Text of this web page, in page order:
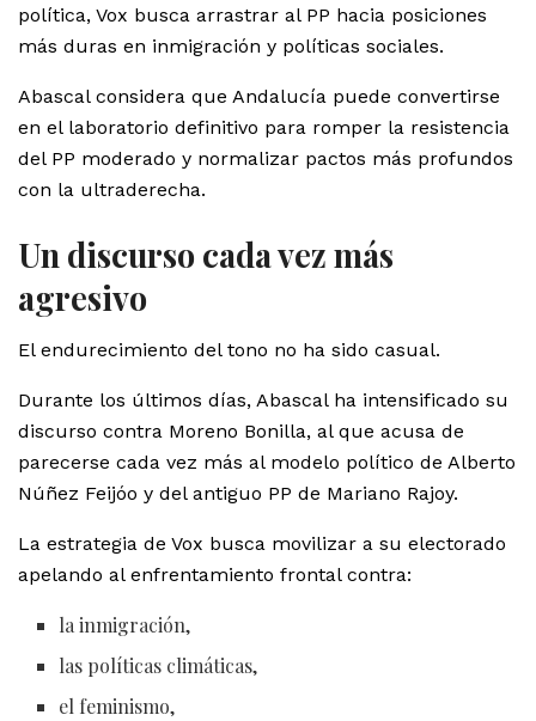
política, Vox busca arrastrar al PP hacia posiciones
más duras en inmigración y políticas sociales.
Abascal considera que Andalucía puede convertirse
en el laboratorio definitivo para romper la resistencia
del PP moderado y normalizar pactos más profundos
con la ultraderecha.
Un discurso cada vez más
agresivo
El endurecimiento del tono no ha sido casual.
Durante los últimos días, Abascal ha intensificado su
discurso contra Moreno Bonilla, al que acusa de
parecerse cada vez más al modelo político de Alberto
Núñez Feijóo y del antiguo PP de Mariano Rajoy.
La estrategia de Vox busca movilizar a su electorado
apelando al enfrentamiento frontal contra:
la inmigración,
las políticas climáticas,
el feminismo,